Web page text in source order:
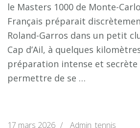
le Masters 1000 de Monte-
Français préparait
Roland-Garros dans un petit
Cap d’Ail, à quelques
préparation intense et
permettre de se …
17 mars 2026 / Admin_tennis